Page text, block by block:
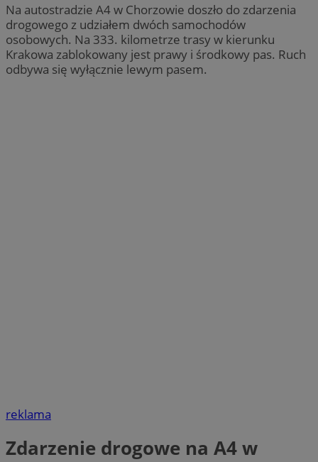
Na autostradzie A4 w Chorzowie doszło do zdarzenia
drogowego z udziałem dwóch samochodów
osobowych. Na 333. kilometrze trasy w kierunku
Krakowa zablokowany jest prawy i środkowy pas. Ruch
odbywa się wyłącznie lewym pasem.
reklama
Zdarzenie drogowe na A4 w